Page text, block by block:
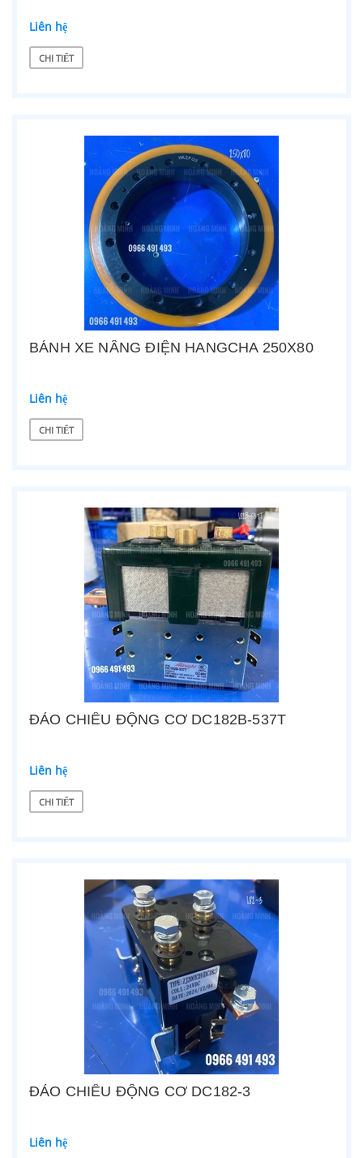
Liên hệ
CHI TIẾT
BÁNH XE NÂNG ĐIỆN HANGCHA 250X80
Liên hệ
CHI TIẾT
ĐẢO CHIỀU ĐỘNG CƠ DC182B-537T
Liên hệ
CHI TIẾT
ĐẢO CHIỀU ĐỘNG CƠ DC182-3
Liên hệ